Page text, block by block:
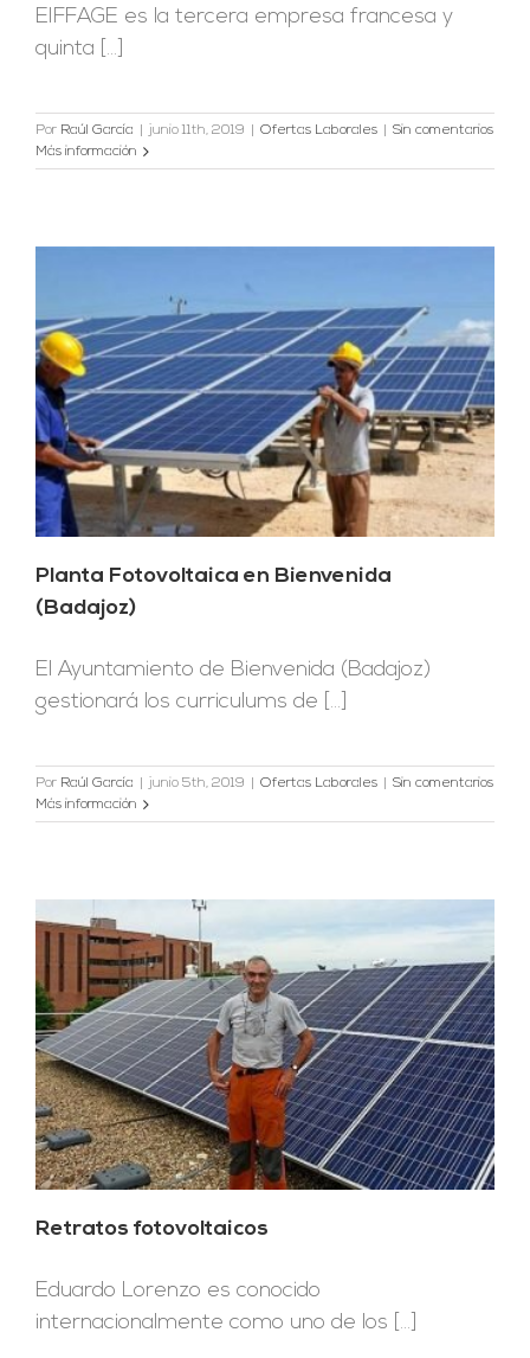
EIFFAGE es la tercera empresa francesa y
quinta [...]
Por Raúl García junio 11th, 2019 Ofertas Laborales
Sin comentarios
Más información
Planta Fotovoltaica en Bienvenida
(Badajoz)
El Ayuntamiento de Bienvenida (Badajoz)
gestionará los curriculums de [...]
Por Raúl García junio 5th, 2019 Ofertas Laborales
Sin comentarios
Más información
Retratos fotovoltaicos
Eduardo Lorenzo es conocido
internacionalmente como uno de los [...]